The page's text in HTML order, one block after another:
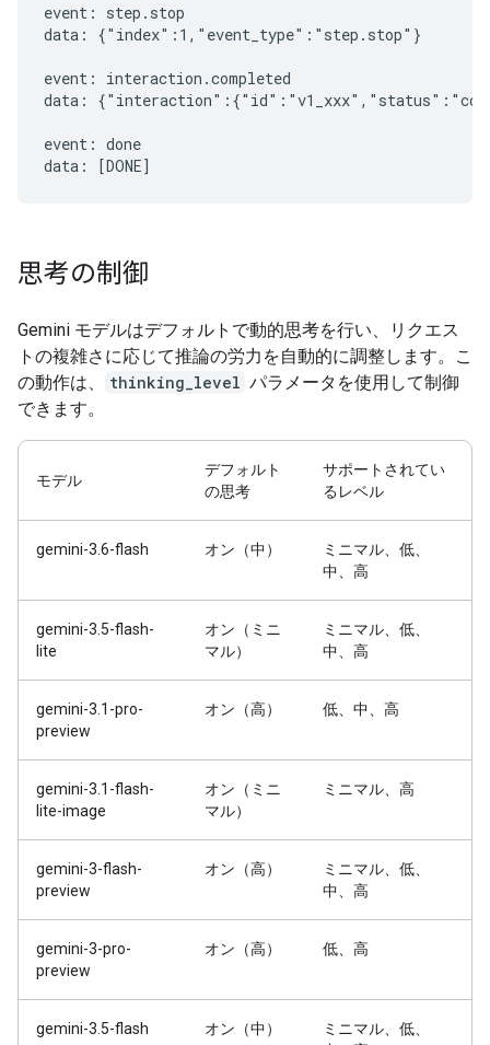
event: step.stop
data: {"index":1,"event_type":"step.stop"}
event: interaction.completed
data:
event: done
思考の制御
Gemini モデルはデフォルトで動的思考を行い、リクエス
トの複雑さに応じて推論の労力を自動的に調整します。こ
の動作は、
thinking_level パラメータを使用して制御
できます。
モデル
デフォルト
の思考
サポートされてい
るレベル
gemini-3.6-flash オン（中）
ミニマル、低、
中、高
gemini-3.5-flash-
lite
オン（ミニ
マル）
ミニマル、低、
中、高
gemini-3.1-pro-
preview
オン（高） 低、中、高
gemini-3.1-flash-
lite-image
オン（ミニ
マル）
ミニマル、高
gemini-3-flash-
preview
オン（高）
ミニマル、低、
中、高
gemini-3-pro-
preview
オン（高） 低、高
gemini-3.5-flash オン（中）
ミニマル、低、